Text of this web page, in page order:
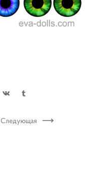
Следующая